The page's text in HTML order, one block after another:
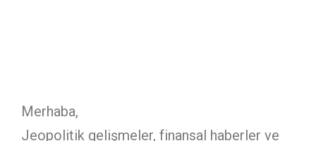
Merhaba,
Jeopolitik gelişmeler, finansal haberler ve